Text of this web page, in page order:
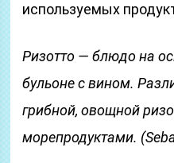
используемых
Ризотто — блюдо на
бульоне с вином.
грибной, овощной
морепродуктами.